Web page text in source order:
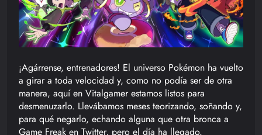
¡Agárrense, entrenadores! El universo Pokémon ha vuelto
a girar a toda velocidad y, como no podía ser de otra
manera, aquí en Vitalgamer estamos listos para
desmenuzarlo. Llevábamos meses teorizando, soñando y,
para qué negarlo, echando alguna que otra bronca a
Game Freak en Twitter, pero el día ha llegado.